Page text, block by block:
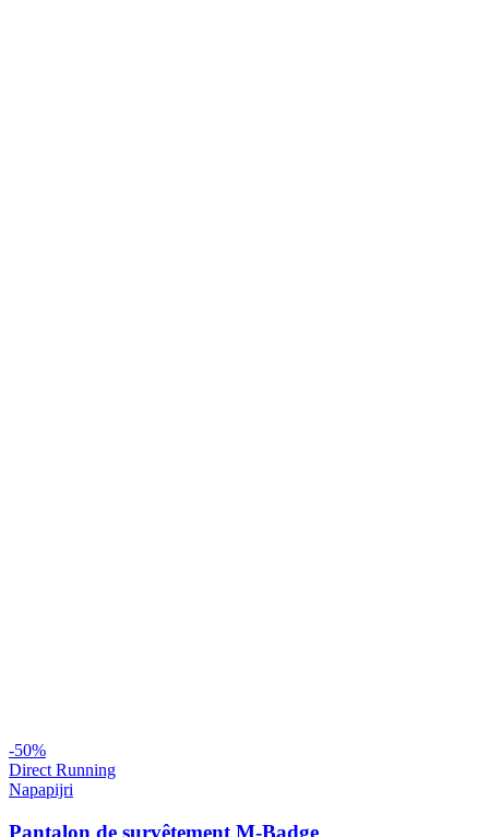
-50%
Direct Running
Napapijri
Pantalon de survêtement M-Badge